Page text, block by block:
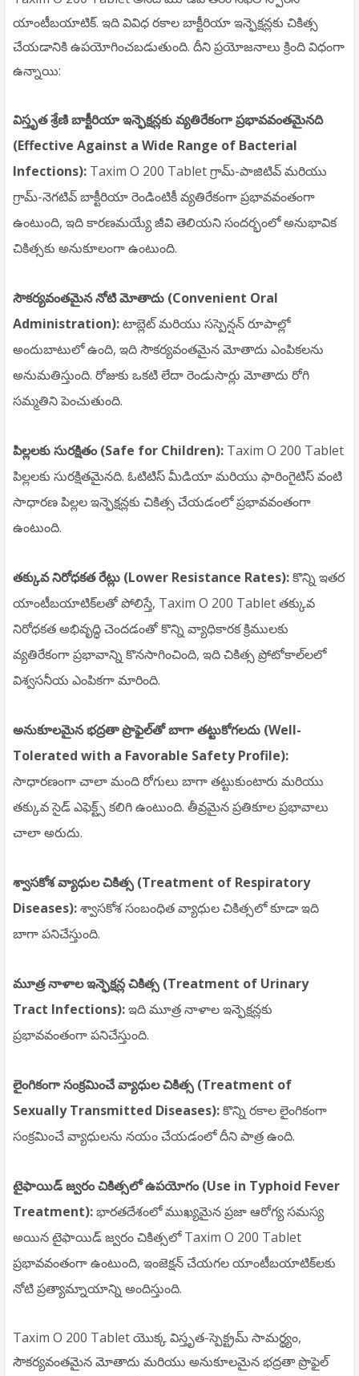
యాంటీబయాటిక్. ఇది వివిధ రకాల బాక్టీరియా ఇన్ఫెక్షన్లకు చికిత్స
చేయడానికి ఉపయోగించబడుతుంది. దీని ప్రయోజనాలు క్రింది విధంగా
ఉన్నాయి:
విస్తృత శ్రేణి బాక్టీరియా ఇన్ఫెక్షన్లకు వ్యతిరేకంగా ప్రభావవంతమైనది
(Effective Against a Wide Range of Bacterial
Infections): Taxim O 200 Tablet గ్రామ్-పాజిటివ్ మరియు
గ్రామ్-నెగటివ్ బాక్టీరియా రెండింటికీ వ్యతిరేకంగా ప్రభావవంతంగా
ఉంటుంది, ఇది కారణమయ్యే జీవి తెలియని సందర్భంలో అనుభావిక
చికిత్సకు అనుకూలంగా ఉంటుంది.
సౌకర్యవంతమైన నోటి మోతాదు (Convenient Oral
Administration):టాబ్లెట్ మరియు సస్పెన్షన్ రూపాల్లో
అందుబాటులో ఉంది, ఇది సౌకర్యవంతమైన మోతాదు ఎంపికలను
అనుమతిస్తుంది. రోజుకు ఒకటి లేదా రెండుసార్లు మోతాదు రోగి
సమ్మతిని పెంచుతుంది.
పిల్లలకు సురక్షితం (Safe for Children): Taxim O 200 Tablet
పిల్లలకు సురక్షితమైనది. ఓటిటిస్ మీడియా మరియు ఫారింగైటిస్ వంటి
సాధారణ పిల్లల ఇన్ఫెక్షన్లకు చికిత్స చేయడంలో ప్రభావవంతంగా
ఉంటుంది.
తక్కువ నిరోధకత రేట్లు (Lower Resistance Rates):కొన్ని ఇతర
యాంటీబయాటిక్‌లతో పోలిస్తే, Taxim O 200 Tablet తక్కువ
నిరోధకత అభివృద్ధి చెందడంతో కొన్ని వ్యాధికారక క్రిములకు
వ్యతిరేకంగా ప్రభావాన్ని కొనసాగించింది, ఇది చికిత్స ప్రోటోకాల్‌లలో
విశ్వసనీయ ఎంపికగా మారింది.
అనుకూలమైన భద్రతా ప్రొఫైల్‌తో బాగా తట్టుకోగలదు (Well-
Tolerated with a Favorable Safety Profile):
సాధారణంగా చాలా మంది రోగులు బాగా తట్టుకుంటారు మరియు
తక్కువ సైడ్ ఎఫెక్ట్స్ కలిగి ఉంటుంది. తీవ్రమైన ప్రతికూల ప్రభావాలు
చాలా అరుదు.
శ్వాసకోశ వ్యాధుల చికిత్స (Treatment of Respiratory
Diseases):శ్వాసకోశ సంబంధిత వ్యాధుల చికిత్సలో కూడా ఇది
బాగా పనిచేస్తుంది.
మూత్ర నాళాల ఇన్ఫెక్షన్ల చికిత్స (Treatment of Urinary
Tract Infections):ఇది మూత్ర నాళాల ఇన్ఫెక్షన్లకు
ప్రభావవంతంగా పనిచేస్తుంది.
లైంగికంగా సంక్రమించే వ్యాధుల చికిత్స (Treatment of
Sexually Transmitted Diseases):కొన్ని రకాల లైంగికంగా
సంక్రమించే వ్యాధులను నయం చేయడంలో దీని పాత్ర ఉంది.
టైఫాయిడ్ జ్వరం చికిత్సలో ఉపయోగం (Use in Typhoid Fever
Treatment):భారతదేశంలో ముఖ్యమైన ప్రజా ఆరోగ్య సమస్య
అయిన టైఫాయిడ్ జ్వరం చికిత్సలో Taxim O 200 Tablet
ప్రభావవంతంగా ఉంటుంది, ఇంజెక్షన్ చేయగల యాంటీబయాటిక్‌లకు
నోటి ప్రత్యామ్నాయాన్ని అందిస్తుంది.
Taxim O 200 Tablet యొక్క విస్తృత-స్పెక్ట్రమ్ సామర్థ్యం,
సౌకర్యవంతమైన మోతాదు మరియు అనుకూలమైన భద్రతా ప్రొఫైల్